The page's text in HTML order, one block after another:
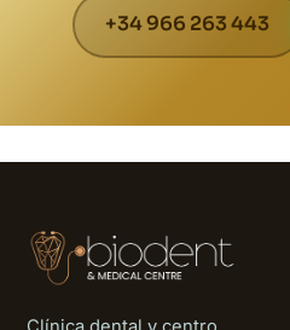
+34 966 263 443